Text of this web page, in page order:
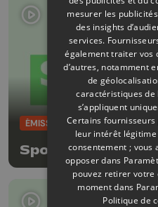
ÉMISSIONS
Sports 4 REPLAY
mesurer les
des insights
services.
également traiter vos
d’autres, notamment
de
caractéristiques de
s’appliquent
Certains
leur intérêt
consentement ; vous
opposer dans
pouvez retirer votre
moment dans
Politique de